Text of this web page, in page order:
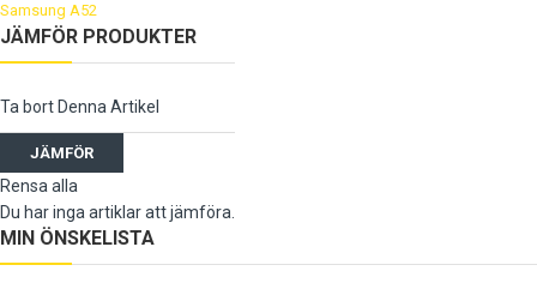
Samsung A52
JÄMFÖR PRODUKTER
Ta bort Denna Artikel
JÄMFÖR
Rensa alla
Du har inga artiklar att jämföra.
MIN ÖNSKELISTA